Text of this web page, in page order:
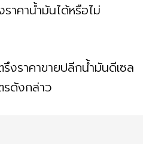
าคาน้ำมันได้หรือไม่
ราคาขายปลีกน้ำมันดีเซล
ดังกล่าว